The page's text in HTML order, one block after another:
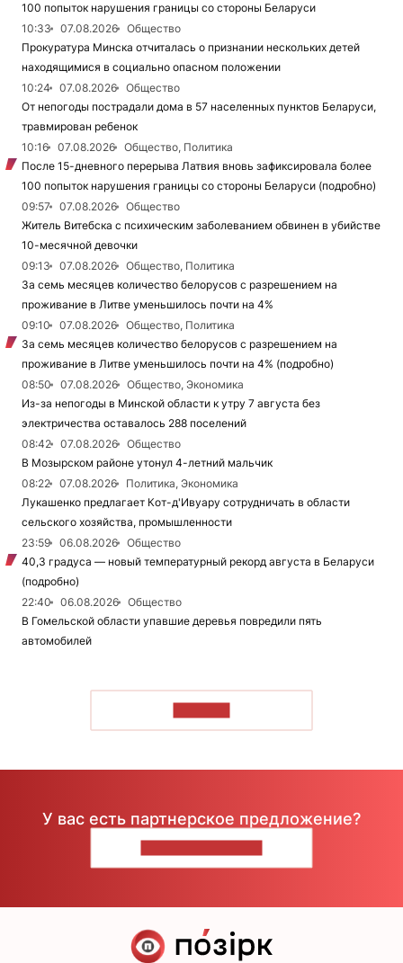
100 попыток нарушения границы со стороны Беларуси
10:33
07.08.2026
Общество
Прокуратура Минска отчиталась о признании нескольких детей
находящимися в социально опасном положении
10:24
07.08.2026
Общество
От непогоды пострадали дома в 57 населенных пунктов Беларуси,
травмирован ребенок
10:16
07.08.2026
Общество, Политика
После 15-дневного перерыва Латвия вновь зафиксировала более
100 попыток нарушения границы со стороны Беларуси (подробно)
09:57
07.08.2026
Общество
Житель Витебска с психическим заболеванием обвинен в убийстве
10-месячной девочки
09:13
07.08.2026
Общество, Политика
За семь месяцев количество белорусов с разрешением на
проживание в Литве уменьшилось почти на 4%
09:10
07.08.2026
Общество, Политика
За семь месяцев количество белорусов с разрешением на
проживание в Литве уменьшилось почти на 4% (подробно)
08:50
07.08.2026
Общество, Экономика
Из-за непогоды в Минской области к утру 7 августа без
электричества оставалось 288 поселений
08:42
07.08.2026
Общество
В Мозырском районе утонул 4-летний мальчик
08:22
07.08.2026
Политика, Экономика
Лукашенко предлагает Кот-д'Ивуару сотрудничать в области
сельского хозяйства, промышленности
23:59
06.08.2026
Общество
40,3 градуса — новый температурный рекорд августа в Беларуси
(подробно)
22:40
06.08.2026
Общество
В Гомельской области упавшие деревья повредили пять
автомобилей
У вас есть партнерское предложение?